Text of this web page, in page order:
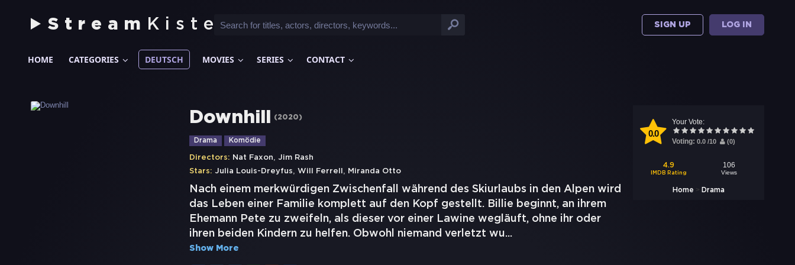
Stream Kiste SIGN UP LOG IN
HOME CATEGORIES DEUTSCH MOVIES SERIES CONTACT
0.0
Your Vote:
Voting: 0.0 /10 (0)
4.9
IMDB Rating
106
Views
Home > Drama
Downhill (2020)
Drama Komödie
Directors: Nat Faxon, Jim Rash
Stars: Julia Louis-Dreyfus, Will Ferrell , Miranda Otto
Nach einem merkwürdigen Zwischenfall während des Skiurlaubs in den Alpen wird
das Leben einer Familie komplett auf den Kopf gestellt. Billie beginnt, an ihrem
Ehemann Pete zu zweifeln, als dieser vor einer Lawine wegläuft, ohne ihr oder
ihren beiden Kindern zu helfen. Obwohl niemand verletzt wu...
Show More